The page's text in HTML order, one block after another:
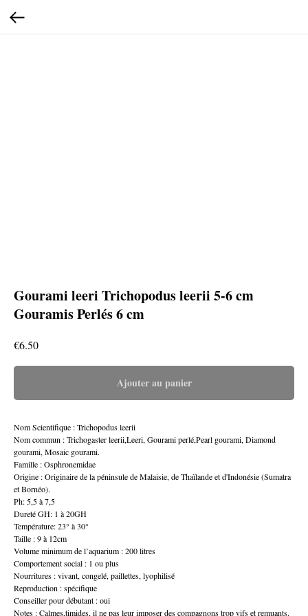
Gourami leeri Trichopodus leerii 5-6 cm
Gouramis Perlés 6 cm
€6.50
Ajouter au panier
Nom Scientifique : Trichopodus leerii
Nom commun : Trichogaster leerii,Leeri, Gourami perlé,Pearl gourami, Diamond
gourami, Mosaic gourami.
Famille : Osphronemidae
Origine : Originaire de la péninsule de Malaisie, de Thaïlande et d'Indonésie (Sumatra
et Bornéo).
Ph: 5,5 à 7,5
Dureté GH: 1 à 20GH
Température: 23° à 30°
Taille : 9 à 12cm
Volume minimum de l’aquarium : 200 litres
Comportement social : 1 ou plus
Nourritures : vivant, congelé, paillettes, lyophilisé
Reproduction : spécifique
Conseiller pour débutant : oui
Notes : Calmes,timides, il ne pas leur imposer des compagnons trop vifs et remuants.